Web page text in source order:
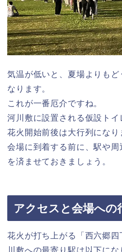
気温が低いと、夏場よりもど
なります。
これが一番厄介ですね。
河川敷に設置される仮設トイ
花火開始前後は大行列になり
会場に到着する前に、駅や
を済ませておきましょう。
アクセスと会場への
花火が打ち上がる「西六郷